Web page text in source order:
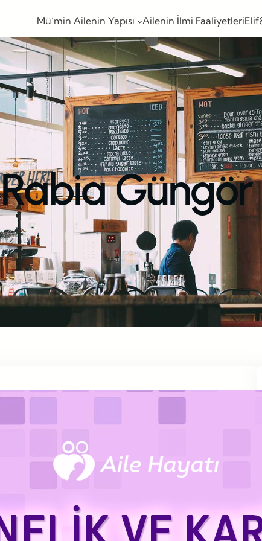
Mü’min Ailenin Yapısı Ailenin İlmi Faaliyetleri
Rabia Güngör